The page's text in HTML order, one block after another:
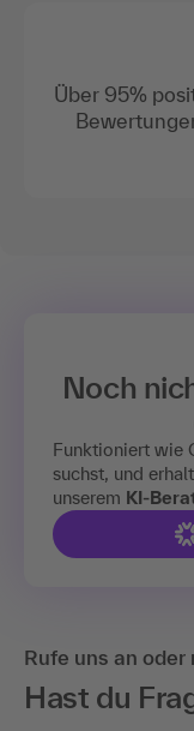
Über 95%
Noch
Funktioniert wie
suchst, und
unserem KI-
Rufe uns an oder
Hast du